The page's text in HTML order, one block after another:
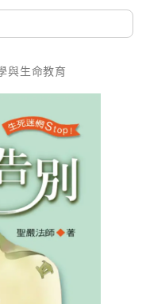
與生命教育